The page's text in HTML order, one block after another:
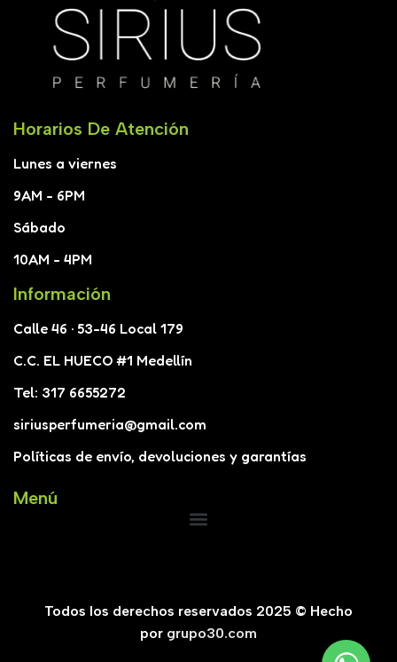
Horarios De Atención
Lunes a viernes
9AM - 6PM
Sábado
10AM - 4PM
Información
Calle 46 · 53-46 Local 179
C.C. EL HUECO #1 Medellín
Tel: 317 6655272
siriusperfumeria@gmail.com
Políticas de envío, devoluciones y garantías
Menú
Todos los derechos reservados 2025 © Hecho
por grupo30.com